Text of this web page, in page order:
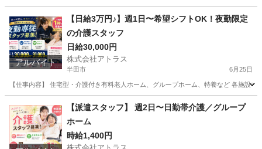
介護士 愛知 安城市 介護士 時給
アルバイト
【日給3万円♪】週1日〜希望シフトOK！夜勤限定
の介護スタッフ
日給30,000円
株式会社アトラス
半田市 6月25日
【仕事内容】 住宅型・介護付き有料老人ホーム、グループホーム、特養など 各施設
介護士 スタッフ
【派遣スタッフ】 週2日〜日勤帯介護／グループ
ホーム
時給1,400円